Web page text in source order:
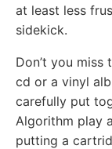
at least less
sidekick.
Don’t you miss
cd or a vinyl
carefully put
Algorithm play
putting a